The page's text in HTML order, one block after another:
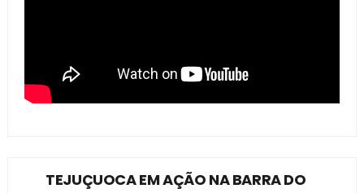
TEJUÇUOCA EM AÇÃO NA BARRA DO